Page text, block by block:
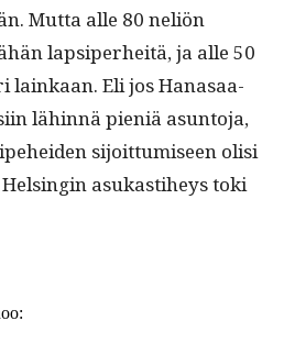
Mut­ta alle 80 neliön
lap­siper­heitä, ja alle 50
lainkaan. Eli jos Hanasaa­
lähin­nä pieniä asun­to­ja,
sijoit­tumiseen olisi
asukasti­heys toki